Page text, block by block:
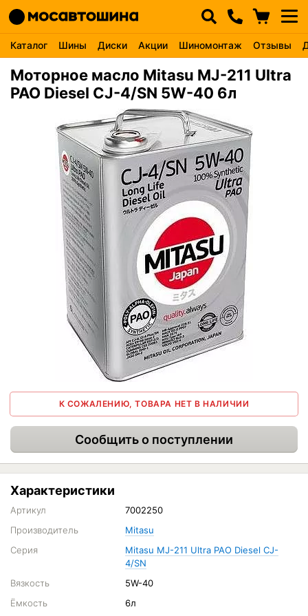
Каталог Шины Диски Акции Шиномонтаж Отзывы
Моторное масло Mitasu MJ-211 Ultra
PAO Diesel CJ-4/SN 5W-40 6л
К СОЖАЛЕНИЮ, ТОВАРА НЕТ В НАЛИЧИИ
Сообщить о поступлении
Характеристики
Артикул
7002250
Производитель
Mitasu
Серия
Mitasu MJ-211 Ultra PAO Diesel CJ-
4/SN
Вязкость
5W-40
Ёмкость
6л